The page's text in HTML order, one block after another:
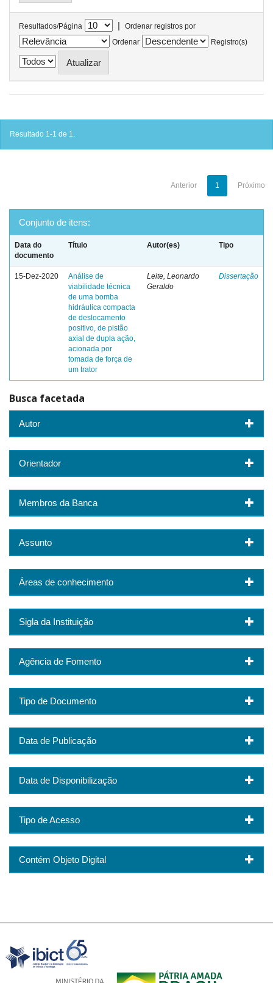
Resultados/Página |
Ordenar registros por
Ordenar
Registro(s)
Resultado 1-1 de 1.
Anterior 1 Próximo
Conjunto de itens:
Data do
documento
Título Autor(es) Tipo
15-Dez-2020
Análise de
viabilidade técnica
de uma bomba
hidráulica compacta
de deslocamento
positivo, de pistão
axial de dupla ação,
acionada por
tomada de força de
um trator
Leite, Leonardo
Geraldo
Dissertação
Busca facetada
Autor
Orientador
Membros da Banca
Assunto
Áreas de conhecimento
Sigla da Instituição
Agência de Fomento
Tipo de Documento
Data de Publicação
Data de Disponibilização
Tipo de Acesso
Contém Objeto Digital